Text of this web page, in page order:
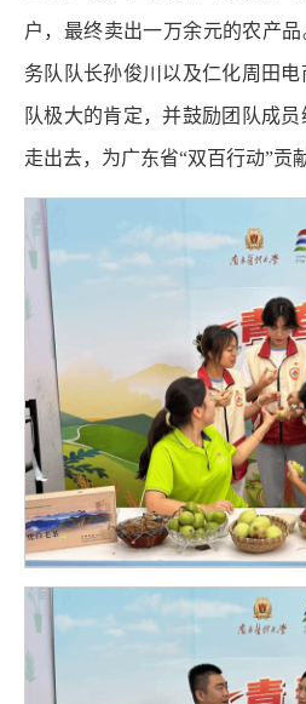
户，最终卖出一万余元的农产
务队队长孙俊川以及仁化周田
队极大的肯定，并鼓励团队成
走出去，为广东省“双百行动”贡